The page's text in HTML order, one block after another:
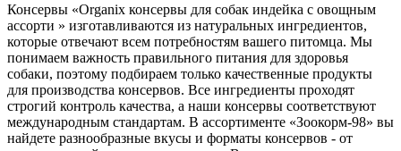
Консервы «Organix консервы для собак индейка с овощным
ассорти » изготавливаются из натуральных ингредиентов,
которые отвечают всем потребностям вашего питомца. Мы
понимаем важность правильного питания для здоровья
собаки, поэтому подбираем только качественные продукты
для производства консервов. Все ингредиенты проходят
строгий контроль качества, а наши консервы соответствуют
международным стандартам. В ассортименте «Зоокорм-98» вы
найдете разнообразные вкусы и форматы консервов - от